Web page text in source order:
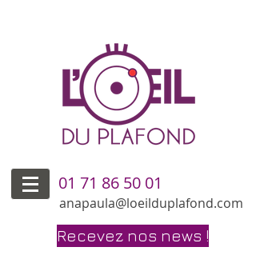
01 71 86 50 01
anapaula@loeilduplafond.com
Recevez nos news !